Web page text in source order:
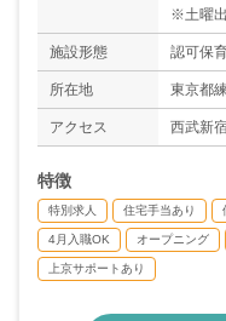
※土曜
◇年末
◇有給
◇産前
◇育児
◇慶弔
施設形態 認可保
所在地 東京都
アクセス 西武新
特徴
特別求人 住宅手当あり
4月入職OK オープニング
上京サポートあり